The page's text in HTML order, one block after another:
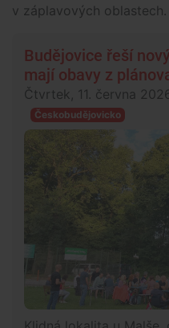
v záplavových oblastech.
Budějovice řeší
mají obavy z
Čtvrtek, 11. června
Českobudějovicko